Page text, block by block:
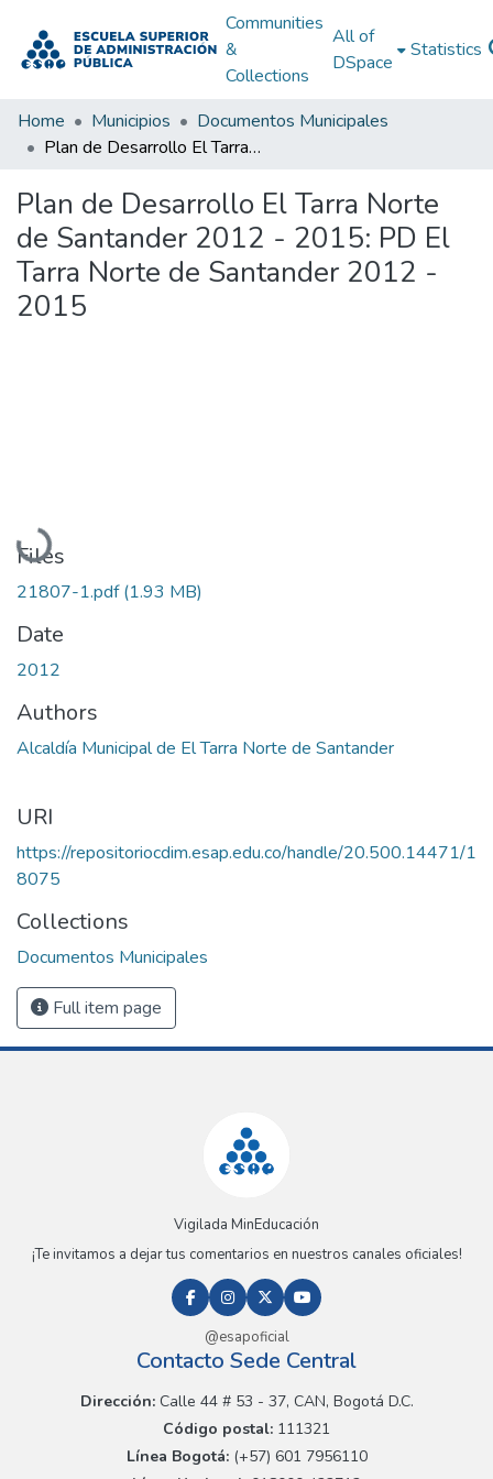
Communities
&
Collections
All of
DSpace
Statistics
Home Municipios
Documentos Municipales
Plan de Desarrollo El Tarra Norte de Santander 2012 - 2015: PD El Tarra Norte de Santander 2012 - 2015
Plan de Desarrollo El Tarra Norte
de Santander 2012 - 2015: PD El
Tarra Norte de Santander 2012 -
2015
Loading...
Files
21807-1.pdf(1.93 MB)
Date
2012
Authors
Alcaldía Municipal de El Tarra Norte de Santander
URI
https://repositoriocdim.esap.edu.co/handle/20.500.14471/1
8075
Collections
Documentos Municipales
Full item page
Vigilada MinEducación
¡Te invitamos a dejar tus comentarios en nuestros canales oficiales!
@esapoficial
Contacto Sede Central
Dirección:Calle 44 # 53 - 37, CAN, Bogotá D.C.
Código postal: 111321
Línea Bogotá:(+57) 601 7956110